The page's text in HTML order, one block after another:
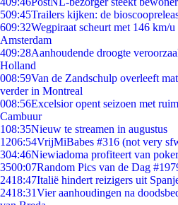
509:45Trailers kijken: de
609:32Wegpiraat scheurt met 146 km/
Amsterdam
409:28Aanhoudende droogte
Holland
008:59Van de Zandschulp overleeft
verder in Montreal
008:56Excelsior opent seizoen met
Cambuur
108:35Nieuw te streamen in augustus
1206:54VrijMiBabes #316 (not very
304:46Niewiadoma profiteert van
3500:07Random Pics van de Dag
2418:47Italië hindert reizigers uit
2418:31Vier aanhoudingen na